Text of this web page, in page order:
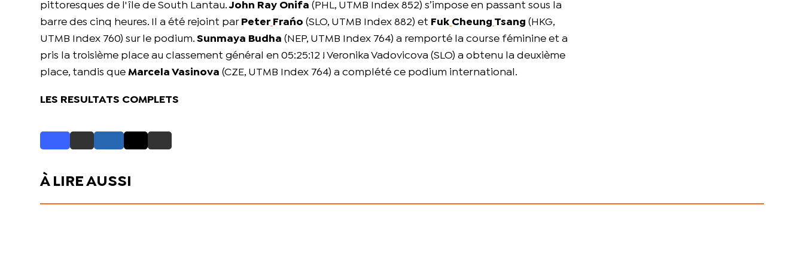
pittoresques de l'île de South Lantau.John Ray Onifa (PHL, UTMB Index 852) s’impose en passant sous la
barre des cinq heures. Il a été rejoint par Peter Frańo (SLO, UTMB Index 882) et Fuk Cheung Tsang (HKG,
UTMB Index 760) sur le podium.Sunmaya Budha (NEP, UTMB Index 764) a remporté la course féminine et a
pris la troisième place au classement général en 05:25:12 ! Veronika Vadovicova (SLO) a obtenu la deuxième
place, tandis queMarcela Vasinova (CZE, UTMB Index 764) a complété ce podium international.
LES RESULTATS COMPLETS
À LIRE AUSSI